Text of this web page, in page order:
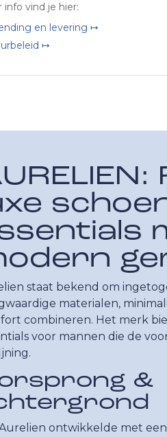
info vind je hier:
en levering ↦
↦
staat bekend om
materialen,
combineren. Het merk
voor mannen die de
&
ontwikkelde met